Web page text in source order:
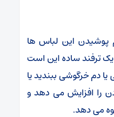
پوشیدن این لباس ها
یک ترفند ساده این است
دم خرگوشی ببندید یا
را افزایش می دهد و
می دهد.